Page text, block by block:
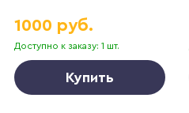
Доступно к заказу: 1 шт.
1000 руб.
Купить